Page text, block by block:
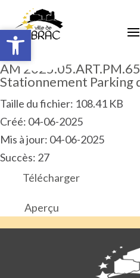
Ouvrir la barre d’outils
AM
Stationnement Parking
Taille du fichier: 108.41 KB
Créé: 04-06-2025
Mis à jour: 04-06-2025
Succès: 27
Télécharger
Aperçu
Ouvrir la barre d’outils